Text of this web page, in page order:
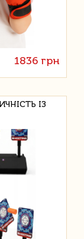
1836 грн
ІЗ